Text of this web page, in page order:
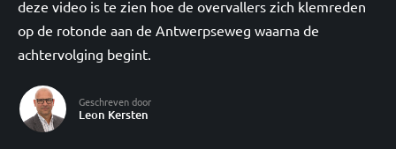
deze video is te zien hoe de overvallers zich klemreden
op de rotonde aan de Antwerpseweg waarna de
achtervolging begint.
Geschreven door
Leon Kersten